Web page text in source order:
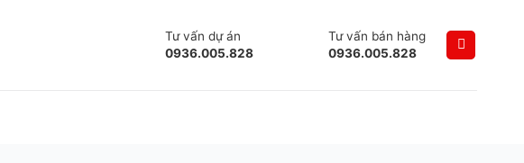
Tư vấn dự án
0936.005.828
Tư vấn bán hàng
0936.005.828